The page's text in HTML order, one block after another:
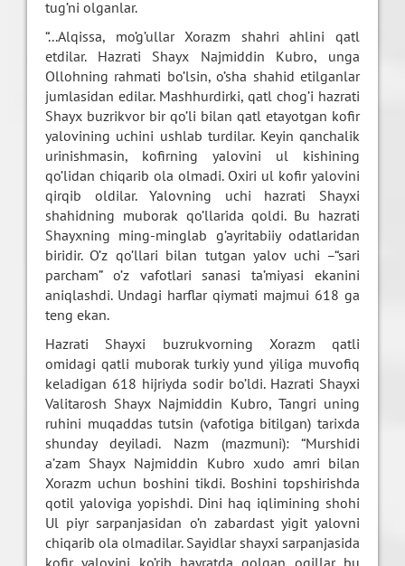
tug’ni olganlar.
“...Alqissa, mo’g’ullar Xorazm shahri ahlini qatl
etdilar. Hazrati Shayx Najmiddin Kubro, unga
Ollohning rahmati bo’lsin, o’sha shahid etilganlar
jumlasidan edilar. Mashhurdirki, qatl chog’i hazrati
Shayx buzrikvor bir qo’li bilan qatl etayotgan kofir
yalovining uchini ushlab turdilar. Keyin qanchalik
urinishmasin, kofirning yalovini ul kishining
qo’lidan chiqarib ola olmadi. Oxiri ul kofir yalovini
qirqib oldilar. Yalovning uchi hazrati Shayxi
shahidning muborak qo’llarida qoldi. Bu hazrati
Shayxning ming-minglab g’ayritabiiy odatlaridan
biridir. O’z qo’llari bilan tutgan yalov uchi –“sari
parcham” o’z vafotlari sanasi ta’miyasi ekanini
aniqlashdi. Undagi harflar qiymati majmui 618 ga
teng ekan.
Hazrati Shayxi buzrukvorning Xorazm qatli
omidagi qatli muborak turkiy yund yiliga muvofiq
keladigan 618 hijriyda sodir bo’ldi. Hazrati Shayxi
Valitarosh Shayx Najmiddin Kubro, Tangri uning
ruhini muqaddas tutsin (vafotiga bitilgan) tarixda
shunday deyiladi. Nazm (mazmuni): “Murshidi
a’zam Shayx Najmiddin Kubro xudo amri bilan
Xorazm uchun boshini tikdi. Boshini topshirishda
qotil yaloviga yopishdi. Dini haq iqlimining shohi
Ul piyr sarpanjasidan o’n zabardast yigit yalovni
chiqarib ola olmadilar. Sayidlar shayxi sarpanjasida